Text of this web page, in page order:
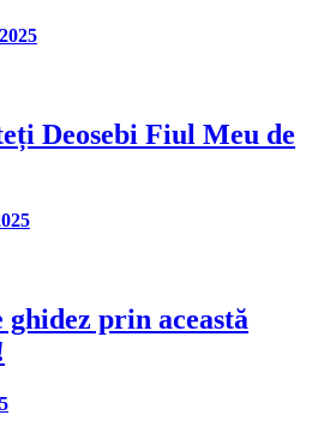
Deosebi Fiul Meu de
ghidez prin această